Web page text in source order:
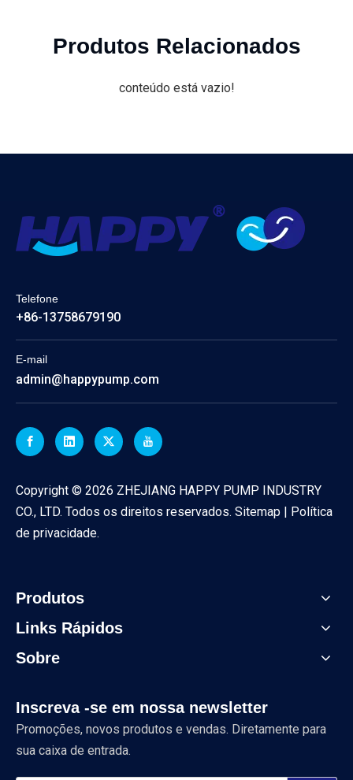
Produtos Relacionados
conteúdo está vazio!
Telefone
+86-13758679190
E-mail
admin@happypump.com
Copyright © 2026 ZHEJIANG HAPPY PUMP INDUSTRY
CO., LTD. Todos os direitos reservados. Sitemap | Política
de privacidade.
Produtos
Links Rápidos
Sobre
Inscreva -se em nossa newsletter
Promoções, novos produtos e vendas. Diretamente para
sua caixa de entrada.